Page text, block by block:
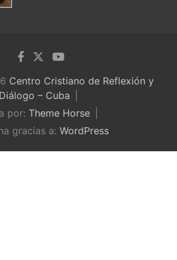
Centro Cristiano de Reflexión y
Diálogo – Cuba
por: Theme Horse
gracias a: WordPress